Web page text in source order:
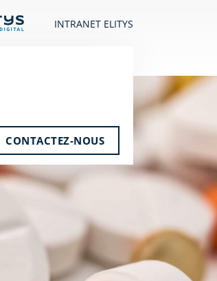
INTRANET ELITYS
CONTACTEZ-NOUS